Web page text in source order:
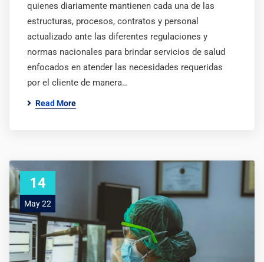
quienes diariamente mantienen cada una de las
estructuras, procesos, contratos y personal
actualizado ante las diferentes regulaciones y
normas nacionales para brindar servicios de salud
enfocados en atender las necesidades requeridas
por el cliente de manera…
Read More
14
May 22